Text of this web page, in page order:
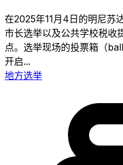
在2025年11月4日的明尼苏
市长选举以及公共学校税
点。选举现场的投票箱（
开启...
地方选举